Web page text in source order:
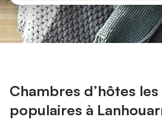
Chambres d’hôtes
populaires à